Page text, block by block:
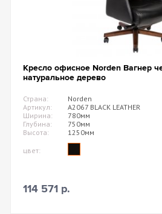
Кресло офисное Norden Вагнер
натуральное дерево
Страна:
Norden
Артикул:
А2067 BLACK LEATHER
Ширина:
780мм
Глубина:
750мм
Высота:
1250мм
цвет:
114 571 р.